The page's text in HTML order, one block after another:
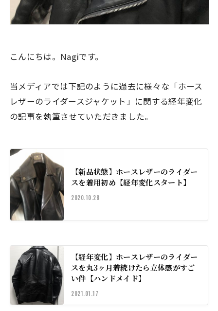
こんにちは。Nagiです。
当メディアでは下記のように過去に様々な「ホース
レザーのライダースジャケット」に関する経年変化
の記事を執筆させていただきました。
【新品状態】ホースレザーのライダー
スを着用初め【経年変化スタート】
2020.10.28
【経年変化】ホースレザーのライダー
スを丸3ヶ月着続けたら立体感がすご
い件【ハンドメイド】
2021.01.17